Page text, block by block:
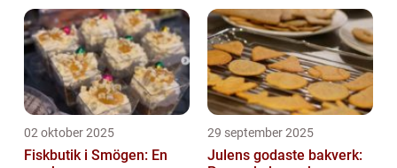
02 oktober 2025
Fiskbutik i Smögen: En
29 september 2025
Julens godaste bakverk: